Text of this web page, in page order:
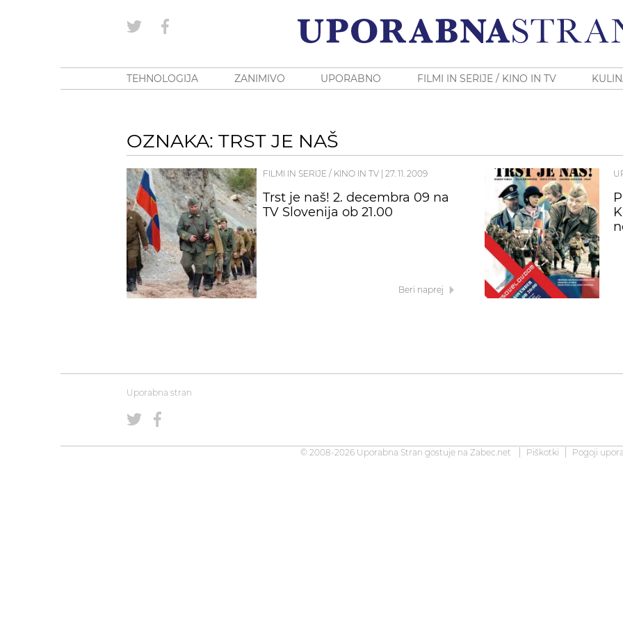
TEHNOLOGIJA ZANIMIVO UPORABNO FILMI IN SERIJE / KINO IN TV
OZNAKA: TRST JE NAŠ
FILMI IN SERIJE / KINO IN TV 27. 11. 2009
Trst je naš! 2. decembra 09 na
TV Slovenija ob 21.00
Beri naprej
Uporabna stran
© 2008-2026 Uporabna Stran gostuje na Zabec.net Piškotki Pogoji